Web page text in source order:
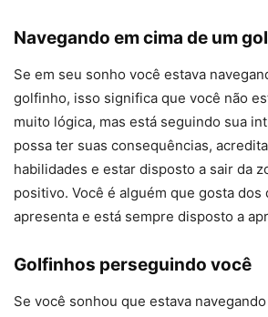
Navegando em cima de um
Se em seu sonho você estava
golfinho, isso significa que você não
muito lógica, mas está seguindo sua
possa ter suas consequências,
habilidades e estar disposto a sair da
positivo. Você é alguém que gosta dos
apresenta e está sempre disposto a
Golfinhos perseguindo você
Se você sonhou que estava